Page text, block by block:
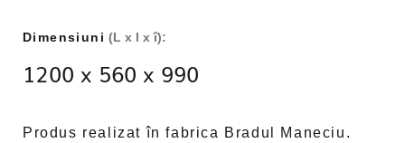
Dimensiuni (L x l x î):
1200 x 560 x 990
Produs realizat în fabrica Bradul Maneciu.